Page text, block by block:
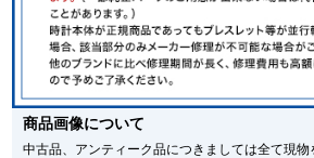
WEBマガジン
SNS・動画
商品画像について
中古品、アンティーク品につきましては全て現物
※シリアルナンバーや限定番号につきましては、プ
の掲載を控えております。
またお電話でお問い合わせ頂きましてもお答えでき
※当店では店頭販売も行っております為、サイトで
間差で在庫切れになる場合がございます。
予めご了承くださいませ。
また、ご来店にてご購入を希望される場合にも、
メールにてお問い合わせいただけますようお願い